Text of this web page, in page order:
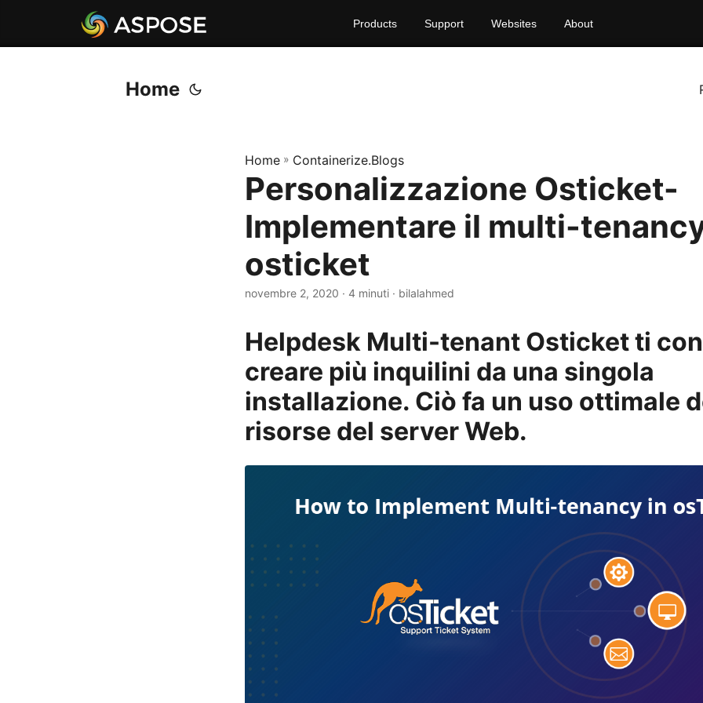
Products Support Websites About
Home
Home » Containerize.Blogs
Personalizzazione Osticket-
Implementare il multi-
osticket
novembre 2, 2020 · 4 minuti · bilalahmed
Helpdesk Multi-tenant Osticket ti
creare più inquilini da una singola
installazione. Ciò fa un uso ottimale
risorse del server Web.